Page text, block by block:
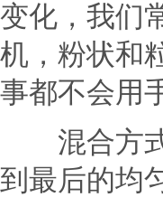
变化，我们
机，粉状和
事都不会用
混合方式
到最后的均